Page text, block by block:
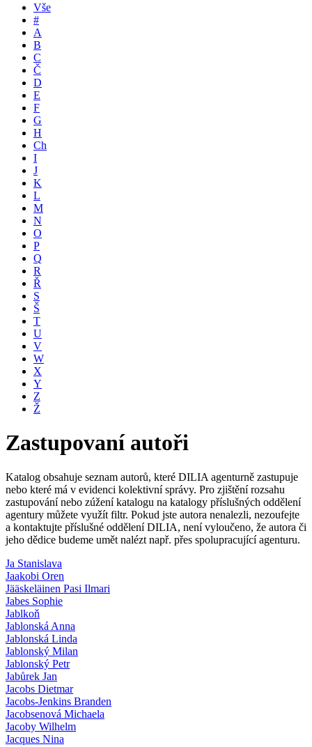
Vše
#
A
B
C
Č
D
E
F
G
H
Ch
I
J
K
L
M
N
O
P
Q
R
Ř
S
Š
T
U
V
W
X
Y
Z
Ž
Zastupovaní autoři
Katalog obsahuje seznam autorů, které DILIA agenturně zastupuje
nebo které má v evidenci kolektivní správy. Pro zjištění rozsahu
zastupování nebo zúžení katalogu na katalogy příslušných oddělení
agentury můžete využít filtr. Pokud jste autora nenalezli, nezoufejte
a kontaktujte příslušné oddělení DILIA, není vyloučeno, že autora či
jeho dědice budeme umět nalézt např. přes spolupracující agenturu.
Ja Stanislava
Jaakobi Oren
Jääskeläinen Pasi Ilmari
Jabes Sophie
Jablkoň
Jablonská Anna
Jablonská Linda
Jablonský Milan
Jablonský Petr
Jabůrek Jan
Jacobs Dietmar
Jacobs-Jenkins Branden
Jacobsenová Michaela
Jacoby Wilhelm
Jacques Nina